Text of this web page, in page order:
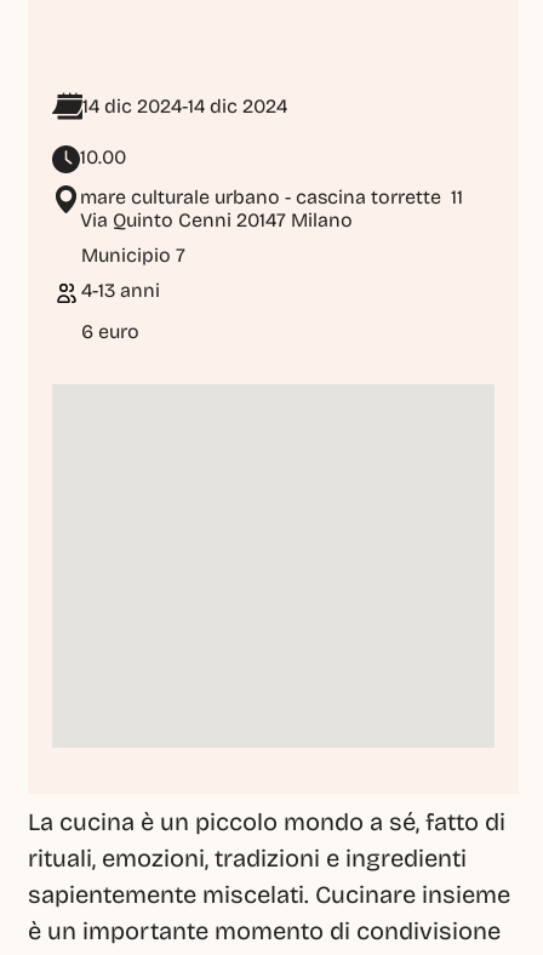
La cucina è un piccolo mondo a sé, fatto di
rituali, emozioni, tradizioni e ingredienti
sapientemente miscelati. Cucinare insieme
è un importante momento di condivisione
14 dic 2024-14 dic 2024
10.00
mare culturale urbano - cascina torrette  11
Via Quinto Cenni 20147 Milano
Municipio 7
4-13 anni
6 euro